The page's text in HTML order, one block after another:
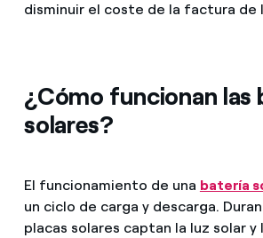
disminuir el coste de la factura de
¿Cómo funcionan las
solares?
El funcionamiento de una batería
un ciclo de carga y descarga.
placas solares captan la luz solar